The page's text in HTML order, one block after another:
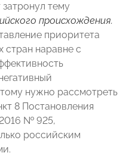
затронул тему
происхождения.
приоритета
стран наравне с
нужно рассмотреть
8 Постановления
№ 925,
российским